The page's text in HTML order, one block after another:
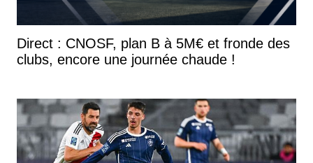
Direct : CNOSF, plan B à 5M€ et fronde des
clubs, encore une journée chaude !